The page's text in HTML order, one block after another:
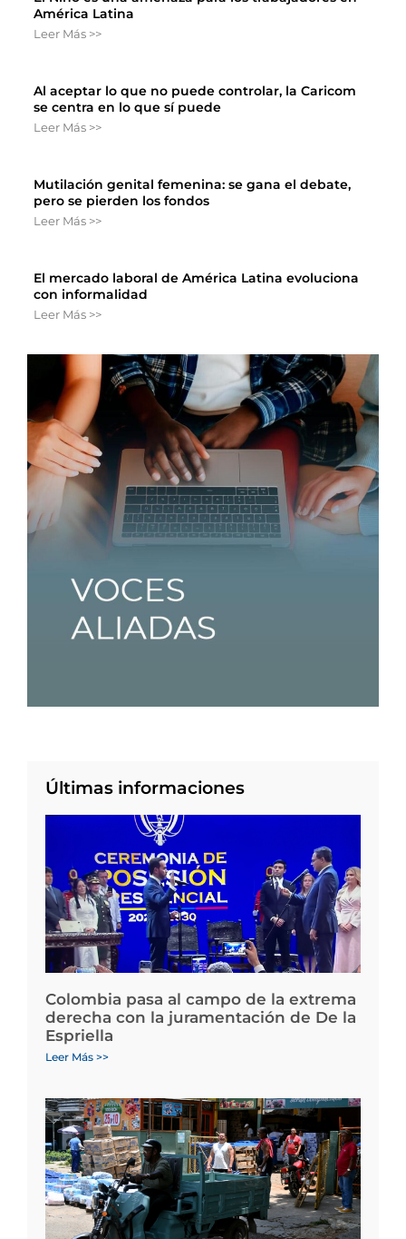
América Latina
Leer Más >>
Al aceptar lo que no puede controlar, la Caricom
se centra en lo que sí puede
Leer Más >>
Mutilación genital femenina: se gana el debate,
pero se pierden los fondos
Leer Más >>
El mercado laboral de América Latina evoluciona
con informalidad
Leer Más >>
Últimas informaciones
Colombia pasa al campo de la extrema
derecha con la juramentación de De la
Espriella
Leer Más >>